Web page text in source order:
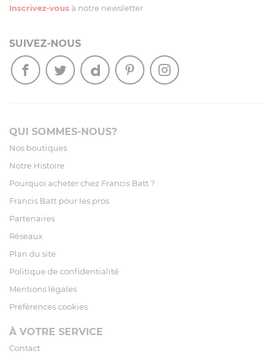
Inscrivez-vous à notre newsletter
SUIVEZ-NOUS
QUI SOMMES-NOUS?
Nos boutiques
Notre Histoire
Pourquoi acheter chez Francis Batt ?
Francis Batt pour les pros
Partenaires
Réseaux
Plan du site
Politique de confidentialité
Mentions légales
Préférences cookies
À VOTRE SERVICE
Contact